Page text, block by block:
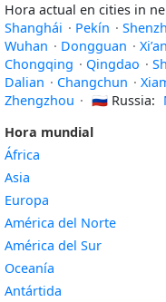
Hora actual en cities in
Shanghái · Pekín ·
Wuhan · Dongguan · Xi’an
Chongqing · Qingdao ·
Dalian · Changchun ·
Zhengzhou · 🇷🇺 Russia:
Hora mundial
África
Asia
Europa
América del Norte
América del Sur
Oceanía
Antártida